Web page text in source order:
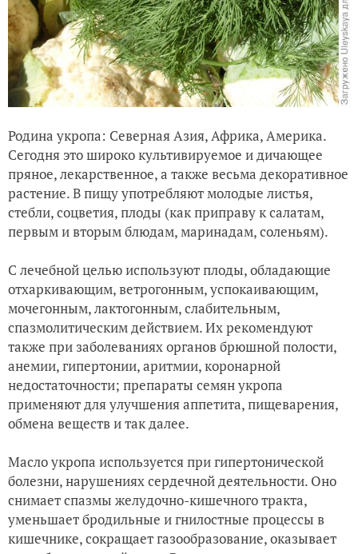
Родина укропа: Северная Азия, Африка, Америка.
Сегодня это широко культивируемое и дичающее
пряное, лекарственное, а также весьма декоративное
растение. В пищу употребляют молодые листья,
стебли, соцветия, плоды (как приправу к салатам,
первым и вторым блюдам, маринадам, соленьям).
С лечебной целью используют плоды, обладающие
отхаркивающим, ветрогонным, успокаивающим,
мочегонным, лактогонным, слабительным,
спазмолитическим действием. Их рекомендуют
также при заболеваниях органов брюшной полости,
анемии, гипертонии, аритмии, коронарной
недостаточности; препараты семян укропа
применяют для улучшения аппетита, пищеварения,
обмена веществ и так далее.
Масло укропа используется при гипертонической
болезни, нарушениях сердечной деятельности. Оно
снимает спазмы желудочно-кишечного тракта,
уменьшает бродильные и гнилостные процессы в
кишечнике, сокращает газообразование, оказывает